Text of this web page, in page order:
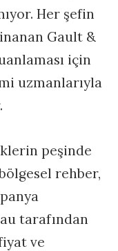
Her şefin
Gault &
için
uzmanlarıyla
peşinde
rehber,
tarafından
ve